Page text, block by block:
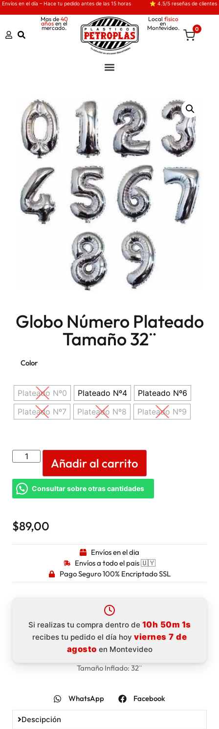
Envíos en el día – Hace tu pedido antes de las 15 horas ⭐ 4.5/5 reseñas de clientes
Mas de 40
añosen el
mercado.
Local físico
en
Montevideo. 0
Globo Número Plateado
Tamaño 32¨
Color
Plateado Nº0 Plateado Nº4
Plateado Nº6
Plateado Nº7
Plateado Nº8 Plateado Nº9
Añadir al carrito
Consultar sobre otras cantidades
$89,00
Envíos en el dia
Envíos a todo el pais 🇺🇾
Pago Seguro 100% Encriptado SSL
Si realizas tu compra dentro de 10h 50m 1s
recibes tu pedido el día hoy viernes 7 de
agosto en Montevideo
Tamaño Inflado: 32¨
WhatsApp Facebook
Descipción